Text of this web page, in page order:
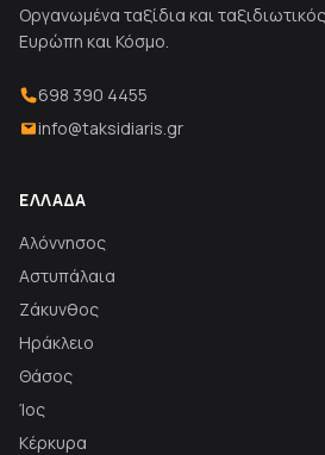
Οργανωμένα ταξίδια και
Ευρώπη και Κόσμο.
698 390 4455
info@taksidiaris.gr
ΕΛΛΆΔΑ
Αλόννησος
Αστυπάλαια
Ζάκυνθος
Ηράκλειο
Θάσος
Ίος
Κέρκυρα